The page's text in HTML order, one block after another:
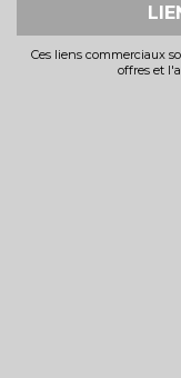
Ces liens commerciaux
offres et